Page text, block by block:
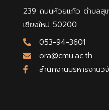
239 ถนนห้วยแก้ว ตำบลสุ
เชียงใหม่ 50200
053-94-3601
ora@cmu.ac.th
สำนักงานบริหารงานวิ